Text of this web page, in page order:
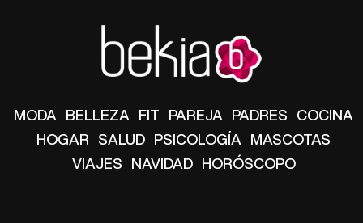
MODA BELLEZA FIT PAREJA PADRES COCINA
HOGAR SALUD PSICOLOGÍA MASCOTAS
VIAJES NAVIDAD HORÓSCOPO